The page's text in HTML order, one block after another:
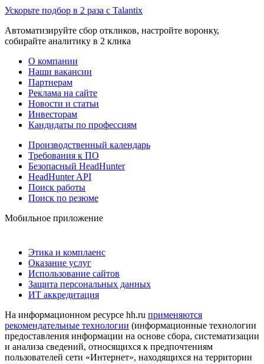
Ускорьте подбор в 2 раза с Talantix
Автоматизируйте сбор откликов, настройте воронку,
собирайте аналитику в 2 клика
О компании
Наши вакансии
Партнерам
Реклама на сайте
Новости и статьи
Инвесторам
Кандидаты по профессиям
Производственный календарь
Требования к ПО
Безопасный HeadHunter
HeadHunter API
Поиск работы
Поиск по резюме
Мобильное приложение
Этика и комплаенс
Оказание услуг
Использование сайтов
Защита персональных данных
ИТ аккредитация
На информационном ресурсе hh.ru применяются
рекомендательные технологии (информационные технологии
предоставления информации на основе сбора, систематизации
и анализа сведений, относящихся к предпочтениям
пользователей сети «Интернет», находящихся на территории